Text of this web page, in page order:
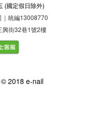
(國定假日除外)
｜統編13008770
興街32巷1號2樓
2018 e-nail